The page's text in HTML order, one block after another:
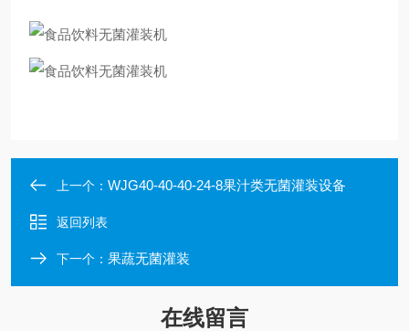
上一个： WJG40-40-40-24-8果汁类无菌灌装设备
返回列表
下一个： 果蔬无菌灌装
在线留言